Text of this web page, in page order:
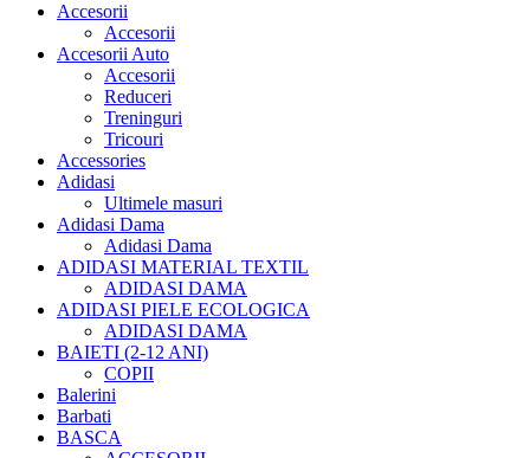
Accesorii
Accesorii
Accesorii Auto
Accesorii
Reduceri
Treninguri
Tricouri
Accessories
Adidasi
Ultimele masuri
Adidasi Dama
Adidasi Dama
ADIDASI MATERIAL TEXTIL
ADIDASI DAMA
ADIDASI PIELE ECOLOGICA
ADIDASI DAMA
BAIETI (2-12 ANI)
COPII
Balerini
Barbati
BASCA